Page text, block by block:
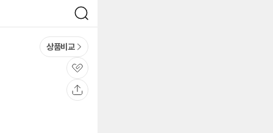
검
색
상품비교
관
심